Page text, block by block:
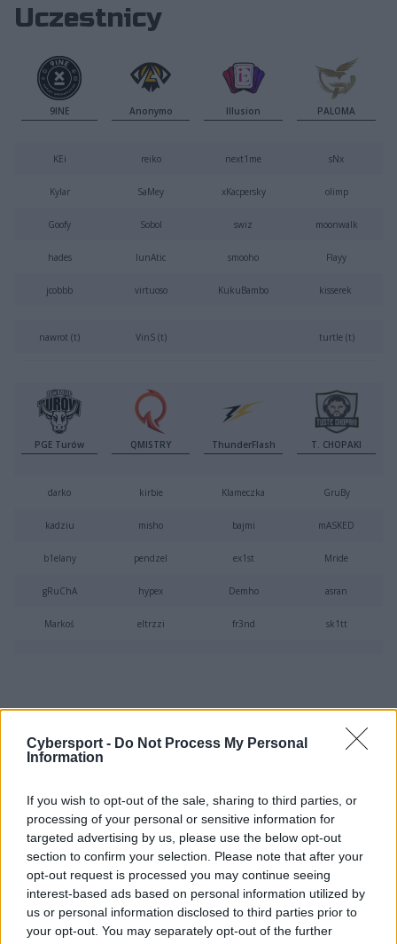
Cybersport - Do Not Process My Personal
Information
If you wish to opt-out of the sale, sharing to third parties, or
processing of your personal or sensitive information for
targeted advertising by us, please use the below opt-out
section to confirm your selection. Please note that after your
opt-out request is processed you may continue seeing
interest-based ads based on personal information utilized by
us or personal information disclosed to third parties prior to
your opt-out. You may separately opt-out of the further
Uczestnicy
9INE Anonymo Illusion PALOMA
KEi reiko ⁠next1me sNx
Kylar SaMey xKacpersky olimp
Goofy Sobol swiz moonwalk
hades lunAtic smooho Flayy
jcobbb virtuoso KukuBambo kisserek
nawrot (t) VinS (t) turtle (t)
PGE Turów QMISTRY ThunderFlash T. CHOPAKI
darko kirbie Klameczka GruBy
kadziu misho bajmi mASKED
b1elany pendzel ex1st Mride
gRuChA hypex Demho asran
Markoś eltrzzi fr3nd sk1tt
Faza zasadnicza
Ćwierćfinał drabinki wygranych
18:00
Anonymo
13:11
(BO1)
PALOMA